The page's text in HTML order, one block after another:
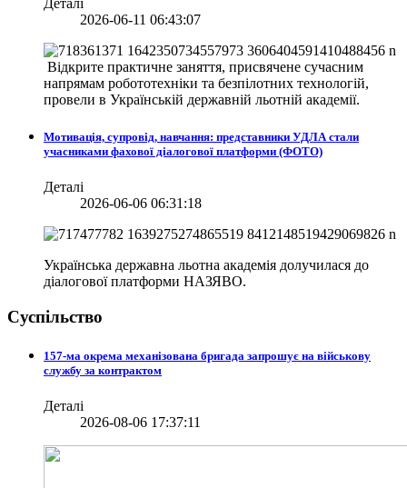
Деталі
2026-06-11 06:43:07
Відкрите практичне заняття, присвячене сучасним
напрямам робототехніки та безпілотних технологій,
провели в Українській державній льотній академії.
Мотивація, супровід, навчання: представники УДЛА стали
учасниками фахової діалогової платформи (ФОТО)
Деталі
2026-06-06 06:31:18
Українська державна льотна академія долучилася до
діалогової платформи НАЗЯВО.
Суспільство
157-ма окрема механізована бригада запрошує на військову
службу за контрактом
Деталі
2026-08-06 17:37:11